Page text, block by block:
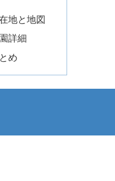
地と地図
詳細
め